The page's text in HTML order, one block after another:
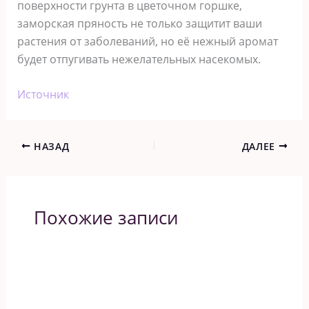
поверхности грунта в цветочном горшке,
заморская пряность не только защитит ваши
растения от заболеваний, но её нежный аромат
будет отпугивать нежелательных насекомых.
Источник
НАЗАД ДАЛЕЕ
Похожие записи